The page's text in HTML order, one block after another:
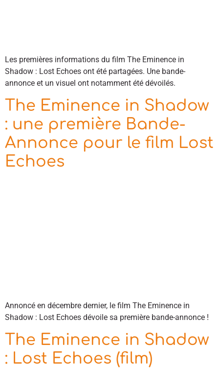
Les premières informations du film The Eminence in
Shadow : Lost Echoes ont été partagées. Une bande-
annonce et un visuel ont notamment été dévoilés.
The Eminence in Shadow
: une première Bande-
Annonce pour le film Lost
Echoes
Annoncé en décembre dernier, le film The Eminence in
Shadow : Lost Echoes dévoile sa première bande-annonce !
The Eminence in Shadow
: Lost Echoes (film)